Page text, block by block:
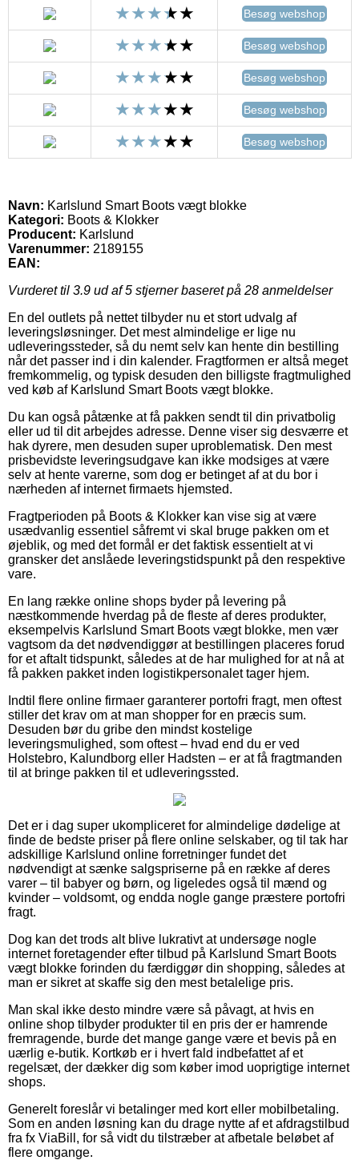
Besøg webshop
Besøg webshop
Besøg webshop
Besøg webshop
Besøg webshop
Navn: Karlslund Smart Boots vægt blokke
Kategori: Boots & Klokker
Producent: Karlslund
Varenummer: 2189155
EAN:
Vurderet til 3.9 ud af 5 stjerner baseret på 28 anmeldelser
En del outlets på nettet tilbyder nu et stort udvalg af
leveringsløsninger. Det mest almindelige er lige nu
udleveringssteder, så du nemt selv kan hente din bestilling
når det passer ind i din kalender. Fragtformen er altså meget
fremkommelig, og typisk desuden den billigste fragtmulighed
ved køb af Karlslund Smart Boots vægt blokke.
Du kan også påtænke at få pakken sendt til din privatbolig
eller ud til dit arbejdes adresse. Denne viser sig desværre et
hak dyrere, men desuden super uproblematisk. Den mest
prisbevidste leveringsudgave kan ikke modsiges at være
selv at hente varerne, som dog er betinget af at du bor i
nærheden af internet firmaets hjemsted.
Fragtperioden på Boots & Klokker kan vise sig at være
usædvanlig essentiel såfremt vi skal bruge pakken om et
øjeblik, og med det formål er det faktisk essentielt at vi
gransker det anslåede leveringstidspunkt på den respektive
vare.
En lang række online shops byder på levering på
næstkommende hverdag på de fleste af deres produkter,
eksempelvis Karlslund Smart Boots vægt blokke, men vær
vagtsom da det nødvendiggør at bestillingen placeres forud
for et aftalt tidspunkt, således at de har mulighed for at nå at
få pakken pakket inden logistikpersonalet tager hjem.
Indtil flere online firmaer garanterer portofri fragt, men oftest
stiller det krav om at man shopper for en præcis sum.
Desuden bør du gribe den mindst kostelige
leveringsmulighed, som oftest – hvad end du er ved
Holstebro, Kalundborg eller Hadsten – er at få fragtmanden
til at bringe pakken til et udleveringssted.
Det er i dag super ukompliceret for almindelige dødelige at
finde de bedste priser på flere online selskaber, og til tak har
adskillige Karlslund online forretninger fundet det
nødvendigt at sænke salgspriserne på en række af deres
varer – til babyer og børn, og ligeledes også til mænd og
kvinder – voldsomt, og endda nogle gange præstere portofri
fragt.
Dog kan det trods alt blive lukrativt at undersøge nogle
internet foretagender efter tilbud på Karlslund Smart Boots
vægt blokke forinden du færdiggør din shopping, således at
man er sikret at skaffe sig den mest betalelige pris.
Man skal ikke desto mindre være så påvagt, at hvis en
online shop tilbyder produkter til en pris der er hamrende
fremragende, burde det mange gange være et bevis på en
uærlig e-butik. Kortkøb er i hvert fald indbefattet af et
regelsæt, der dækker dig som køber imod uoprigtige internet
shops.
Generelt foreslår vi betalinger med kort eller mobilbetaling.
Som en anden løsning kan du drage nytte af et afdragstilbud
fra fx ViaBill, for så vidt du tilstræber at afbetale beløbet af
flere omgange.